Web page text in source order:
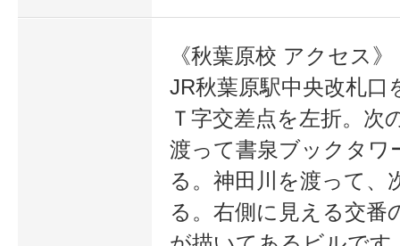
《秋葉原校 アクセス》
JR秋葉原駅中央改札口
Ｔ字交差点を左折。次
渡って書泉ブックタワ
る。神田川を渡って、
る。右側に見える交番